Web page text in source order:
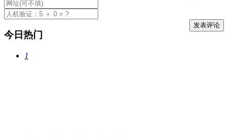
今日热门
1